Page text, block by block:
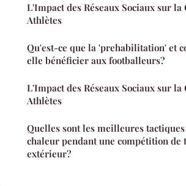
L'Impact des Réseaux Sociaux sur
Athlètes
Qu'est-ce que la 'prehabilitation' et
elle bénéficier aux footballeurs?
L'Impact des Réseaux Sociaux sur
Athlètes
Quelles sont les meilleures
chaleur pendant une compétition de
extérieur?